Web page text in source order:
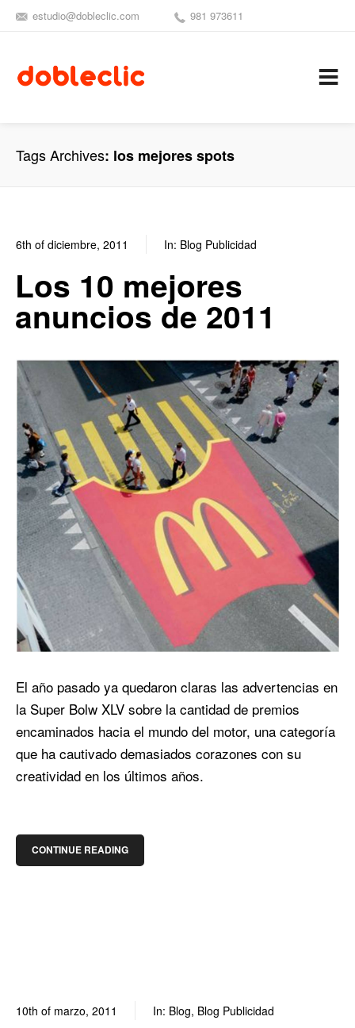
estudio@dobleclic.com 981 973611
Tags Archives los mejores spots
6th of diciembre, 2011 In: Blog Publicidad
Los 10 mejores
anuncios de 2011
El año pasado ya quedaron claras las advertencias en
la Super Bolw XLV sobre la cantidad de premios
encaminados hacia el mundo del motor, una categoría
que ha cautivado demasiados corazones con su
creatividad en los últimos años.
CONTINUE READING
10th of marzo, 2011 In: Blog, Blog Publicidad